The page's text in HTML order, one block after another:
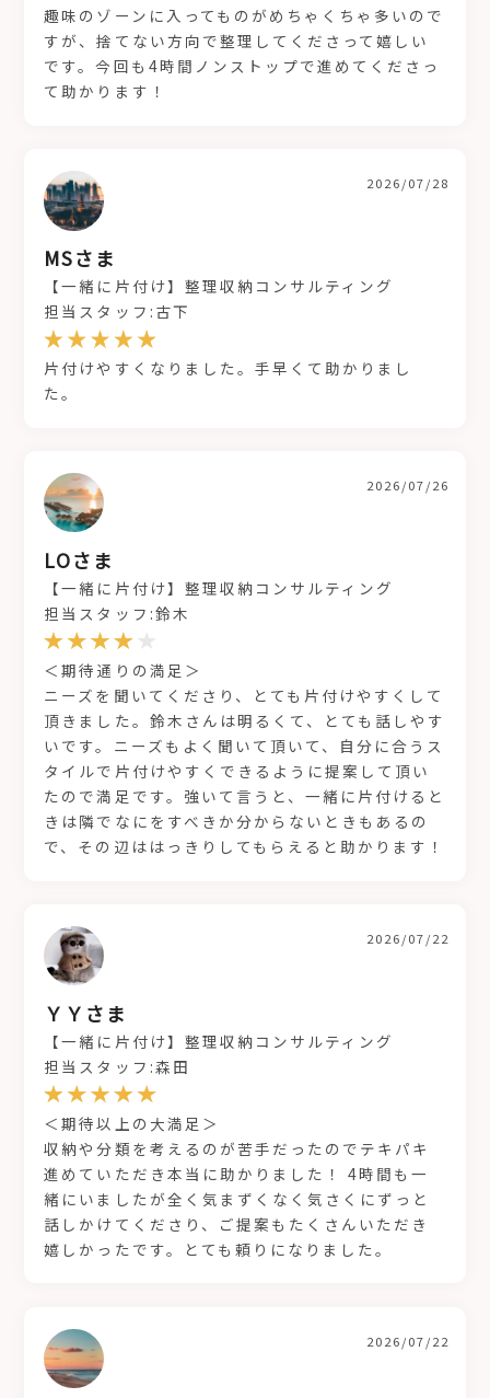
趣味のゾーンに入ってものがめちゃくちゃ多いので
すが、捨てない方向で整理してくださって嬉しい
です。今回も4時間ノンストップで進めてくださっ
て助かります！
MSさま
2026/07/28
【一緒に片付け】整理収納コンサルティング
担当スタッフ:古下
片付けやすくなりました。手早くて助かりまし
た。
LOさま
2026/07/26
【一緒に片付け】整理収納コンサルティング
担当スタッフ:鈴木
＜期待通りの満足＞
ニーズを聞いてくださり、とても片付けやすくして
頂きました。鈴木さんは明るくて、とても話しやす
いです。ニーズもよく聞いて頂いて、自分に合うス
タイルで片付けやすくできるように提案して頂い
たので満足です。強いて言うと、一緒に片付けると
きは隣でなにをすべきか分からないときもあるの
で、その辺ははっきりしてもらえると助かります！
ＹＹさま
2026/07/22
【一緒に片付け】整理収納コンサルティング
担当スタッフ:森田
＜期待以上の大満足＞
収納や分類を考えるのが苦手だったのでテキパキ
進めていただき本当に助かりました！ 4時間も一
緒にいましたが全く気まずくなく気さくにずっと
話しかけてくださり、ご提案もたくさんいただき
嬉しかったです。とても頼りになりました。
2026/07/22